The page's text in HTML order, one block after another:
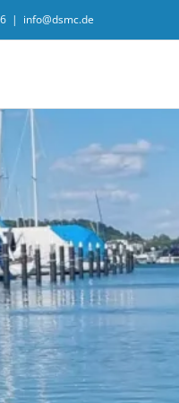
| info@dsmc.de